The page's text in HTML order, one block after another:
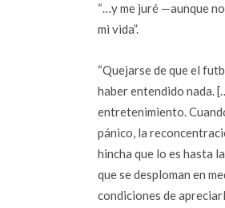
“…y me juré —aunque
mi vida”.
“Quejarse de que el
haber entendido nada.
entretenimiento.
pánico, la
hincha que lo es hasta
que se desploman en
condiciones de